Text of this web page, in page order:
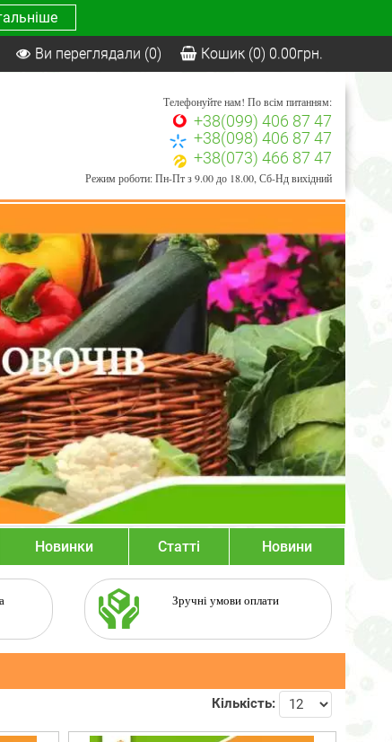
Ви переглядали (0) Кошик (0) 0.00грн.
Телефонуйте нам! По всім питанням:
+38(099) 406 87 47
+38(098) 406 87 47
+38(073) 466 87 47
Режим роботи: Пн-Пт з 9.00 до 18.00, Сб-Нд вихідний
Новинки Статті Новини
Зручні умови оплати
Кількість: